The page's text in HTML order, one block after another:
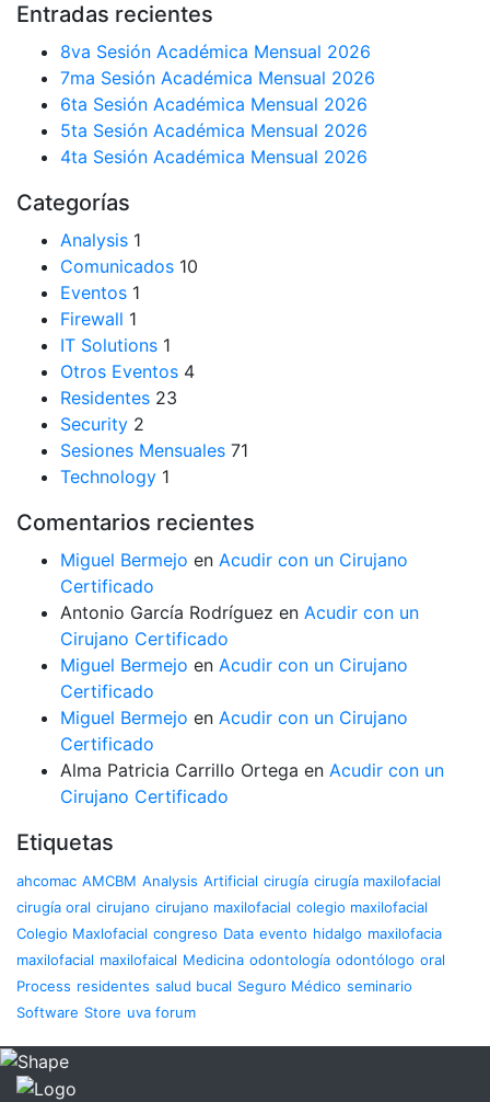
Entradas recientes
8va Sesión Académica Mensual 2026
7ma Sesión Académica Mensual 2026
6ta Sesión Académica Mensual 2026
5ta Sesión Académica Mensual 2026
4ta Sesión Académica Mensual 2026
Categorías
Analysis 1
Comunicados 10
Eventos 1
Firewall 1
IT Solutions 1
Otros Eventos 4
Residentes 23
Security 2
Sesiones Mensuales 71
Technology 1
Comentarios recientes
Miguel Bermejo en Acudir con un Cirujano
Certificado
Antonio García Rodríguez en Acudir con un
Cirujano Certificado
Miguel Bermejo en Acudir con un Cirujano
Certificado
Miguel Bermejo en Acudir con un Cirujano
Certificado
Alma Patricia Carrillo Ortega en Acudir con un
Cirujano Certificado
Etiquetas
ahcomac AMCBM Analysis Artificial cirugía cirugía maxilofacial
cirugía oral cirujano cirujano maxilofacial colegio maxilofacial
Colegio Maxlofacial congreso Data evento hidalgo maxilofacia
maxilofacial maxilofaical Medicina odontología odontólogo oral
Process residentes salud bucal Seguro Médico seminario
Software Store uva forum